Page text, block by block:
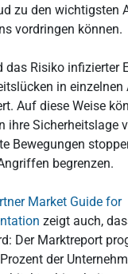
zu den wichtigsten
vordringen können.
das Risiko infizierter
in einzelnen
Auf diese Weise
ihre Sicherheitslage
Bewegungen
begrenzen.
Market Guide for
zeigt auch,
Der Marktreport
der